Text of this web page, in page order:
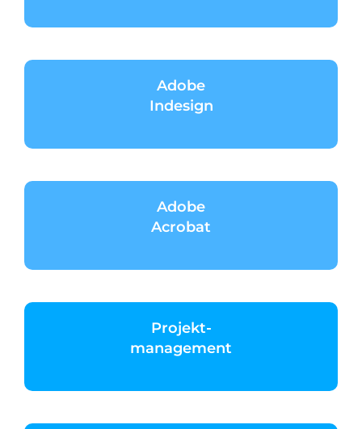
Adobe
Indesign
Adobe
Acrobat
Projekt-
management